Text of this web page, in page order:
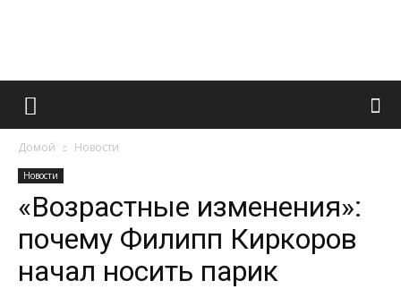
Французский
и
Домой Новости
Новости
«Возрастные изменения»:
почему Филипп Киркоров
начал носить парик